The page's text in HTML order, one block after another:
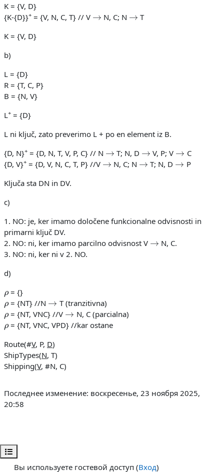
Открыть оглавление курса
K = {V, D}
{K-{D}}+ = {V, N, C, T} // V N, C; N
T
K = {V, D}
b)
L = {D}
R = {T, C, P}
B = {N, V}
L+ = {D}
L ni ključ, zato preverimo L + po en element iz B.
{D, N}+ = {D, N, T, V, P, C} // N T; N, D V, P; V
C
{D, V}+ = {D, V, N, C, T, P} //V → N, C; N → T; N, D → P
Ključa sta DN in DV.
c)
1. NO: je, ker imamo določene funkcionalne odvisnosti in
primarni ključ DV.
2. NO: ni, ker imamo parcilno odvisnost V
N, C.
3. NO: ni, ker ni v 2. NO.
d)
= {}
ρ= {NT} //N T (tranzitivna)
ρ= {NT, VNC} //V → N, C (parcialna)
ρ= {NT, VNC, VPD} //kar ostane
Route(#V, P, D)
ShipTypes(N, T)
Shipping(V, #N, C)
Последнее изменение: воскресенье, 23 ноября 2025,
20:58
Вы используете гостевой доступ (Вход)